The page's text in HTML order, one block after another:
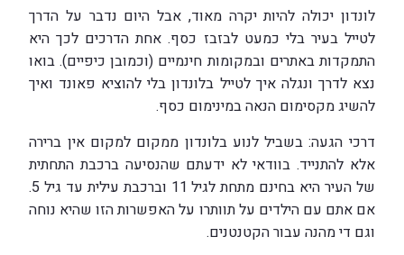
לונדון יכולה להיות יקרה מאוד, אבל היום נדבר על הדרך
לטייל בעיר בלי כמעט לבזבז כסף. אחת הדרכים לכך היא
התמקדות באתרים ובמקומות חינמיים (וכמובן כיפיים). בואו
נצא לדרך ונגלה איך לטייל בלונדון בלי להוציא פאונד ואיך
להשיג מקסימום הנאה במינימום כסף.
דרכי הגעה: בשביל לנוע בלונדון ממקום למקום אין ברירה
אלא להתנייד. בוודאי לא ידעתם שהנסיעה ברכבת התחתית
של העיר היא בחינם מתחת לגיל 11 וברכבת עילית עד גיל 5.
אם אתם עם הילדים על תוותרו על האפשרות הזו שהיא נוחה
וגם די מהנה עבור הקטנטנים.